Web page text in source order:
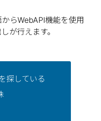
らWebAPI機能を使用
が行えます。
探している